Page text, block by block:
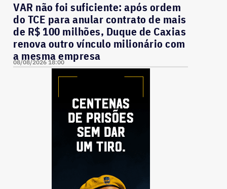
VAR não foi suficiente: após ordem
do TCE para anular contrato de mais
de R$ 100 milhões, Duque de Caxias
renova outro vínculo milionário com
a mesma empresa
08/08/2026 18:00